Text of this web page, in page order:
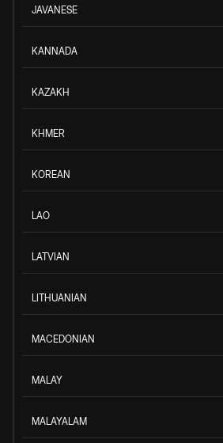
JAVANESE
KANNADA
KAZAKH
KHMER
KOREAN
LAO
LATVIAN
LITHUANIAN
MACEDONIAN
MALAY
MALAYALAM